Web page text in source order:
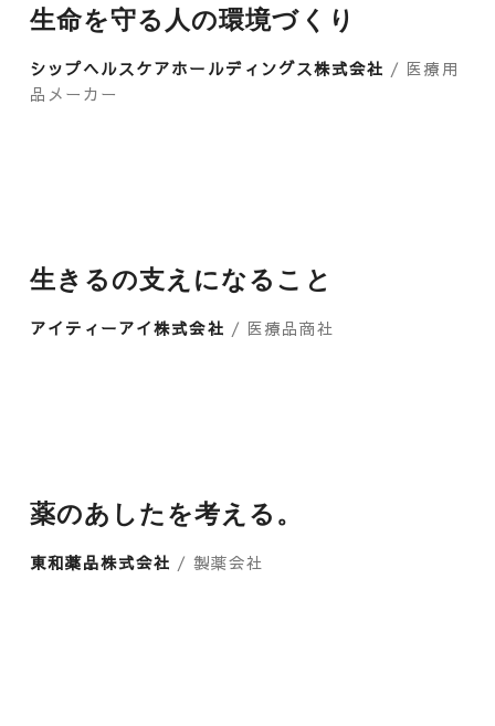
生命を守る人の環境づくり
シップヘルスケアホールディングス株式会社 / 医療用
品メーカー
生きるの支えになること
アイティーアイ株式会社 / 医療品商社
薬のあしたを考える。
東和薬品株式会社 / 製薬会社